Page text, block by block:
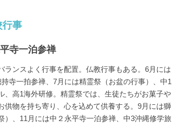
行事
寺一泊参禅
ランスよく行事を配置。仏教行事もある。6月には
寺一拍参禅、7月には精霊祭（お盆の行事）、中1
、高1海外研修。精霊祭では、生徒たちがお菓子や
供物を持ち寄り、心を込めて供養する。9月には獅
）、11月には中２永平寺一泊参禅、中3沖縄修学旅